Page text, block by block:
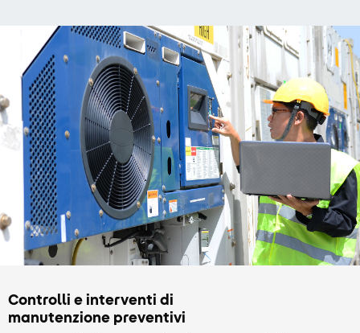
Controlli e interventi di
manutenzione preventivi